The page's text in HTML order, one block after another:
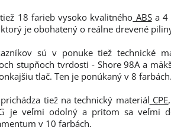
18 farieb vysoko kvalitného ABSa 4
je obohatený o reálne drevené
sú v ponuke tiež technické
stupňoch tvrdosti - Shore 98A a
tlač. Ten je ponúkaný v 8
tiež na technický materiál CPE
je veľmi odolný a pritom sa veľmi
v 10 farbách.